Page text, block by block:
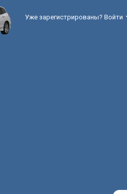
Уже зарегистрированы? Войти